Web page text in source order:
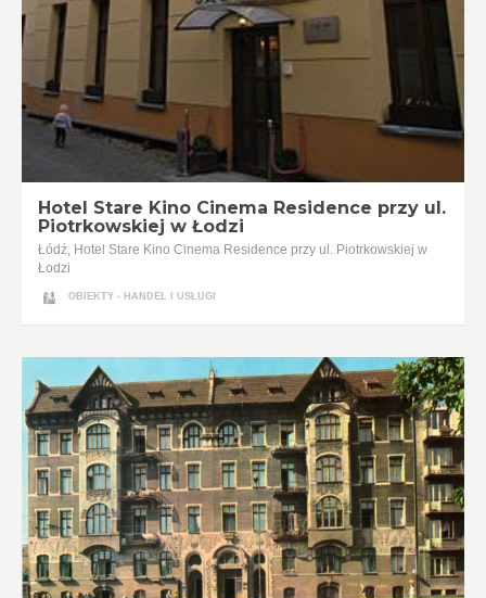
Hotel Stare Kino Cinema Residence przy ul.
Piotrkowskiej w Łodzi
Łódź, Hotel Stare Kino Cinema Residence przy ul. Piotrkowskiej w
Łodzi
OBIEKTY - HANDEL I USŁUGI